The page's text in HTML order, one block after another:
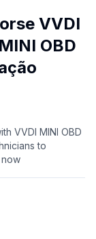
VVDI
OBD
VVDI MINI OBD
to